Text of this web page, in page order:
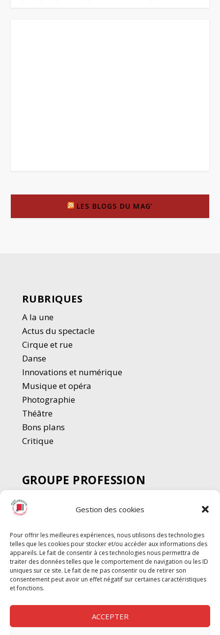
Gestion des cookies
Pour offrir les meilleures expériences, nous utilisons des technologies
telles que les cookies pour stocker et/ou accéder aux informations des
appareils. Le fait de consentir à ces technologies nous permettra de
traiter des données telles que le comportement de navigation ou les ID
uniques sur ce site. Le fait de ne pas consentir ou de retirer son
consentement peut avoir un effet négatif sur certaines caractéristiques
et fonctions.
ACCEPTER
LES BLOGS DU MAG’
RUBRIQUES
A la une
Actus du spectacle
Cirque et rue
Danse
Innovations et numérique
Musique et opéra
Photographie
Théâtre
Bons plans
Critique
GROUPE PROFESSION
SPECTACLE
Chèque Intermittents
Chèque Compta
Chèque Emploi Spectacle
G-Pods
Profession Audio-visuel